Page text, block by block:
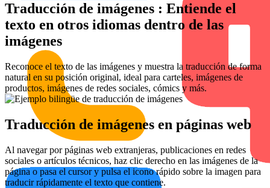
Traducción de imágenes : Entiende el
texto en otros idiomas dentro de las
imágenes
Reconoce el texto de las imágenes y muestra la traducción de forma
natural en su posición original, ideal para carteles, imágenes de
productos, imágenes de redes sociales, cómics y más.
Traducción de imágenes en páginas web
Al navegar por páginas web extranjeras, publicaciones en redes
sociales o artículos técnicos, haz clic derecho en las imágenes de la
página o pasa el cursor y pulsa el icono rápido sobre la imagen para
traducir rápidamente el texto que contiene.